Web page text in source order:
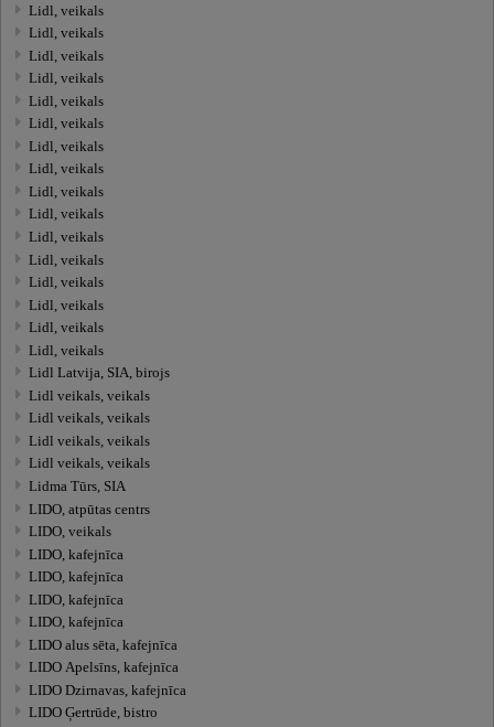
Lidl, veikals
Lidl, veikals
Lidl, veikals
Lidl, veikals
Lidl, veikals
Lidl, veikals
Lidl, veikals
Lidl, veikals
Lidl, veikals
Lidl, veikals
Lidl, veikals
Lidl, veikals
Lidl, veikals
Lidl, veikals
Lidl, veikals
Lidl, veikals
Lidl Latvija, SIA, birojs
Lidl veikals, veikals
Lidl veikals, veikals
Lidl veikals, veikals
Lidl veikals, veikals
Lidma Tūrs, SIA
LIDO, atpūtas centrs
LIDO, veikals
LIDO, kafejnīca
LIDO, kafejnīca
LIDO, kafejnīca
LIDO, kafejnīca
LIDO alus sēta, kafejnīca
LIDO Apelsīns, kafejnīca
LIDO Dzirnavas, kafejnīca
LIDO Ģertrūde, bistro